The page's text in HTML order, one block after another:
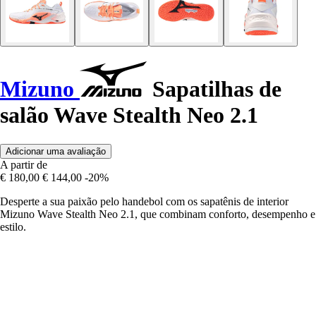
Mizuno
Sapatilhas de
salão Wave Stealth Neo 2.1
Adicionar uma avaliação
A partir de
€ 180,00 € 144,00 -20%
Desperte a sua paixão pelo handebol com os sapatênis de interior
Mizuno Wave Stealth Neo 2.1, que combinam conforto, desempenho e
estilo.